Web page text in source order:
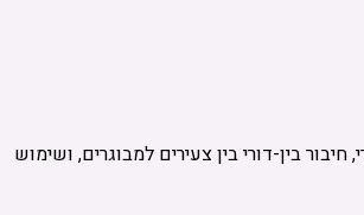
בין-דורי בין צעירים למבוגרים, ושימוש